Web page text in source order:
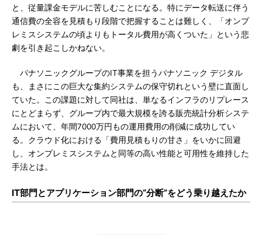
と、従量課金モデルに苦しむことになる。特にデータ転送に伴う
通信費の全容を見積もり段階で把握することは難しく、「オンプ
レミスシステムの頃よりもトータル費用が高くついた」という悲
劇を引き起こしかねない。
パナソニックグループのIT事業を担うパナソニック デジタル
も、まさにこの巨大な集約システムの保守切れという壁に直面し
ていた。この課題に対して同社は、単なるインフラのリプレース
にとどまらず、グループ内で最大規模を誇る販売統計分析システ
ムにおいて、年間7000万円もの運用費用の削減に成功してい
る。クラウド化における「費用見積もりの甘さ」をいかに回避
し、オンプレミスシステムと同等の高い性能と可用性を維持した
手法とは。
IT部門とアプリケーション部門の“分断”をどう乗り越えたか